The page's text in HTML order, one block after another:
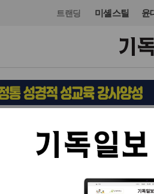
트랜딩 미셸스틸 윤